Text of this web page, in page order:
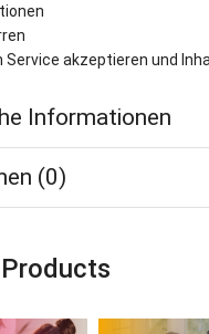
Service akzeptieren und
Informationen
(0)